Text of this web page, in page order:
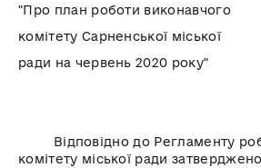
"Про план роботи виконавчого
комітету Сарненської міської
ради на червень 2020 року"
Відповідно до Регламенту
комітету міської ради